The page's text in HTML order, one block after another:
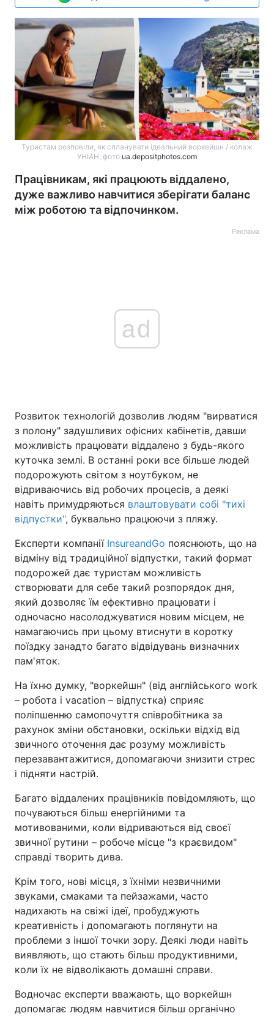
Туристам розповіли, як спланувати ідеальний воркейшн / колаж
УНІАН, фото ua.depositphotos.com
Працівникам, які працюють віддалено,
дуже важливо навчитися зберігати баланс
між роботою та відпочинком.
Реклама
ad
Розвиток технологій дозволив людям "вирватися
з полону" задушливих офісних кабінетів, давши
можливість працювати віддалено з будь-якого
куточка землі. В останні роки все більше людей
подорожують світом з ноутбуком, не
відриваючись від робочих процесів, а деякі
навіть примудряються влаштовувати собі "тихі
відпустки", буквально працюючи з пляжу.
Експерти компанії InsureandGo пояснюють, що на
відміну від традиційної відпустки, такий формат
подорожей дає туристам можливість
створювати для себе такий розпорядок дня,
який дозволяє їм ефективно працювати і
одночасно насолоджуватися новим місцем, не
намагаючись при цьому втиснути в коротку
поїздку занадто багато відвідувань визначних
пам'яток.
На їхню думку, "воркейшн" (від англійського work
– робота і vacation – відпустка) сприяє
поліпшенню самопочуття співробітника за
рахунок зміни обстановки, оскільки відхід від
звичного оточення дає розуму можливість
перезавантажитися, допомагаючи знизити стрес
і підняти настрій.
Багато віддалених працівників повідомляють, що
почуваються більш енергійними та
мотивованими, коли відриваються від своєї
звичної рутини – робоче місце "з краєвидом"
справді творить дива.
Крім того, нові місця, з їхніми незвичними
звуками, смаками та пейзажами, часто
надихають на свіжі ідеї, пробуджують
креативність і допомагають поглянути на
проблеми з іншої точки зору. Деякі люди навіть
виявляють, що стають більш продуктивними,
коли їх не відволікають домашні справи.
Водночас експерти вважають, що воркейшн
допомагає людям навчитися більш органічно